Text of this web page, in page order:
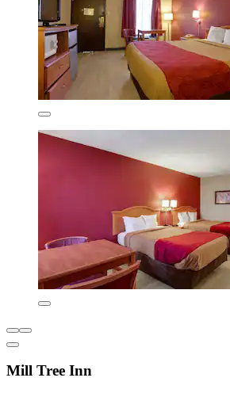
Mill Tree Inn